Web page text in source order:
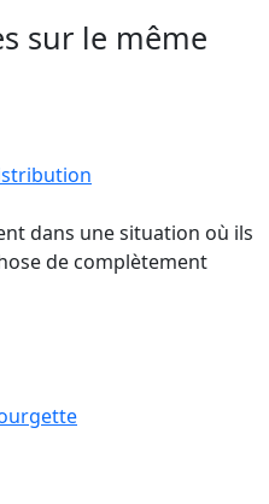
sur le même
dans une situation où ils
de complètement